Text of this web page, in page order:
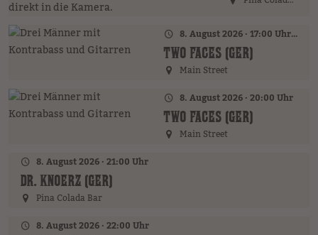
8. August 2026 · 17:00 Uhr – 18:00 Uhr
TWO FACES (GER)
Main Street
8. August 2026 · 20:00 Uhr
TWO FACES (GER)
Main Street
8. August 2026 · 21:00 Uhr
DR. KNOERZ (GER)
Pina Colada Bar
8. August 2026 · 22:00 Uhr